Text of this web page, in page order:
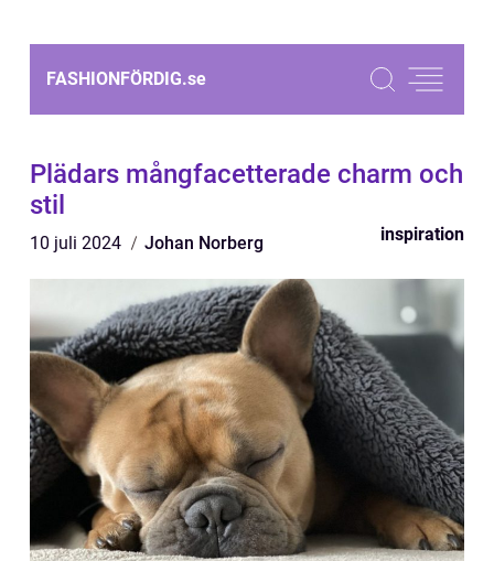
FASHIONFÖRDIG.se
Plädars mångfacetterade charm och
stil
10 juli 2024 Johan Norberg inspiration